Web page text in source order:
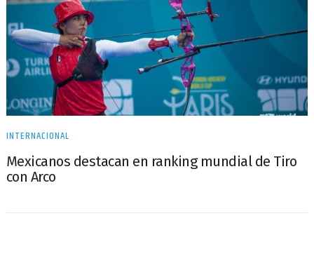
INTERNACIONAL
Mexicanos destacan en ranking mundial de Tiro
con Arco